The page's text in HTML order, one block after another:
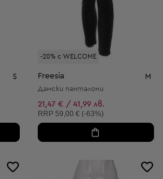
S
-20% с WELCOME
Freesia M
Дамски панталони
21,47 € / 41,99 лв.
Препоръчителна цена:
RRP 59,00 € (-63%)